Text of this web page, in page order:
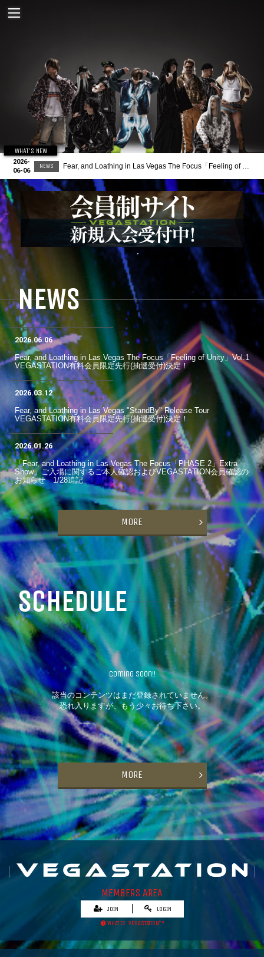
WHAT'S NEW
2026-
06-06
NEWS
NEWS
2026.06.06
Fear, and Loathing in Las Vegas The Focus「Feeling of Unity」Vol.1
VEGASTATION有料会員限定先行(抽選受付)決定！
2026.03.12
Fear, and Loathing in Las Vegas "StandBy" Release Tour
VEGASTATION有料会員限定先行(抽選受付)決定！
2026.01.26
「Fear, and Loathing in Las Vegas The Focus「PHASE 2」Extra
Show」ご入場に関するご本人確認およびVEGASTATION会員確認の
お知らせ 1/28追記
MORE
SCHEDULE
Coming Soon!!
該当のコンテンツはまだ登録されていません。
恐れ入りますが、もう少々お待ち下さい。
MORE
MEMBERS AREA
JOIN LOGIN
WHAT IS “VEGASTATION” ?